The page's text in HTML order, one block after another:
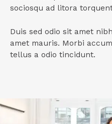
sociosqu ad litora
Duis sed odio sit amet
amet mauris. Morbi
tellus a odio tincidunt.